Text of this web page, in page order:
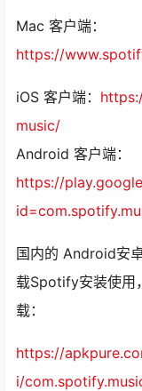
Mac 客户端：
https://
iOS 客户端：
music/
Android 客户端：
https://
国内的 Android安
载Spotify安装使用
载：
https://
i/